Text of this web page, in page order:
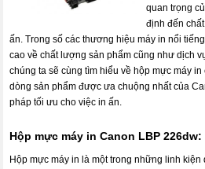
quan trọng
định đến
ấn. Trong số các thương hiệu máy in nổi
cao về chất lượng sản phẩm cũng như dịch
chúng ta sẽ cùng tìm hiểu về hộp mực máy
dòng sản phẩm được ưa chuộng nhất của
pháp tối ưu cho việc in ấn.
Hộp mực máy in Canon LBP
Hộp mực máy in là một trong những linh